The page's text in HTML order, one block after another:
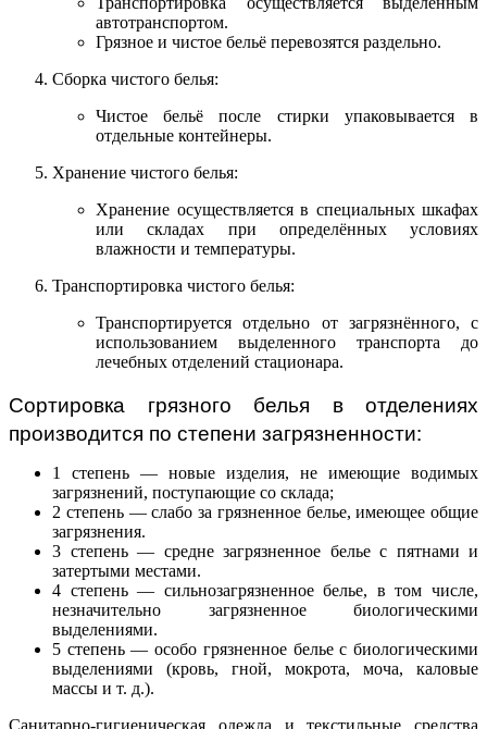
автотранспортом.
Грязное и чистое бельё перевозятся раздельно.
Сборка чистого белья:
Чистое бельё после стирки упаковывается в
отдельные контейнеры.
Хранение чистого белья:
Хранение осуществляется в специальных шкафах
или складах при определённых условиях
влажности и температуры.
Транспортировка чистого белья:
Транспортируется отдельно от загрязнённого, с
использованием выделенного транспорта до
лечебных отделений стационара.
Сортировка грязного белья в отделениях
производится по степени загрязненности:
1 степень — новые изделия, не имеющие водимых
загрязнений, поступающие со склада;
2 степень — слабо за грязненное белье, имеющее общие
загрязнения.
3 степень — средне загрязненное белье с пятнами и
затертыми местами.
4 степень — сильнозагрязненное белье, в том числе,
незначительно загрязненное биологическими
выделениями.
5 степень — особо грязненное белье с биологическими
выделениями (кровь, гной, мокрота, моча, каловые
массы и т. д.).
Санитарно-гигиеническая одежда и текстильные средства